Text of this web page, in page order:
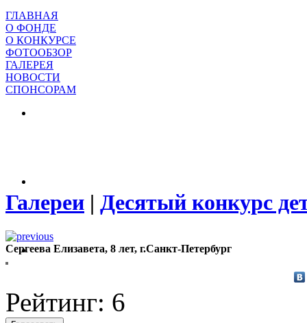
ГЛАВНАЯ
О ФОНДЕ
О КОНКУРСЕ
ФОТООБЗОР
ГАЛЕРЕЯ
НОВОСТИ
СПОНСОРАМ
Галереи | Десятый конкурс
Сергеева Елизавета, 8 лет, г.Санкт-Петербург
Рейтинг: 6